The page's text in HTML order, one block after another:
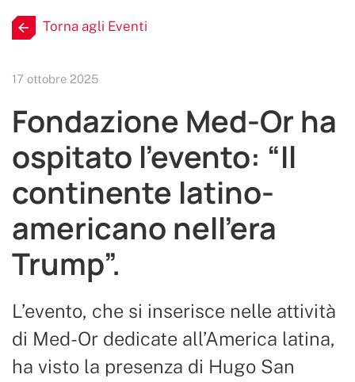
Torna agli Eventi
17 ottobre 2025
Fondazione Med-Or ha
ospitato l’evento: “Il
continente latino-
americano nell’era
Trump”.
L’evento, che si inserisce nelle attività
di Med-Or dedicate all’America latina,
ha visto la presenza di Hugo San